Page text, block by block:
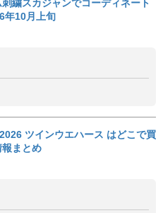
刺繍スカジャンでコーディネート
年10月上旬
ツインウエハース はどこで買
まとめ